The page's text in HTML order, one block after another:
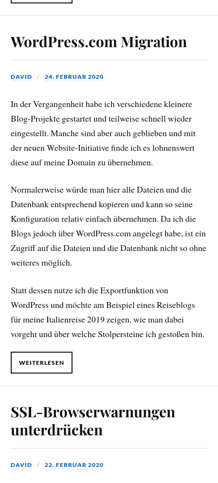
WordPress.com Migration
DAVID 24. FEBRUAR 2020
In der Vergangenheit habe ich verschiedene kleinere
Blog-Projekte gestartet und teilweise schnell wieder
eingestellt. Manche sind aber auch geblieben und mit
der neuen Website-Initiative finde ich es lohnenswert
diese auf meine Domain zu übernehmen.
Normalerweise würde man hier alle Dateien und die
Datenbank entsprechend kopieren und kann so seine
Konfiguration relativ einfach übernehmen. Da ich die
Blogs jedoch über WordPress.com angelegt habe, ist ein
Zugriff auf die Dateien und die Datenbank nicht so ohne
weiteres möglich.
Statt dessen nutze ich die Exportfunktion von
WordPress und möchte am Beispiel eines Reiseblogs
für meine Italienreise 2019 zeigen, wie man dabei
vorgeht und über welche Stolpersteine ich gestoßen bin.
WEITERLESEN
SSL-Browserwarnungen
unterdrücken
DAVID 22. FEBRUAR 2020